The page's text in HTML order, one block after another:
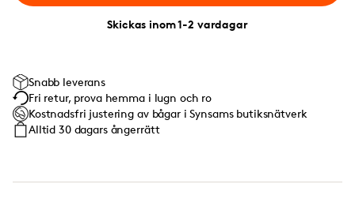
Skickas inom 1-2 vardagar
Snabb leverans
Fri retur, prova hemma i lugn och ro
Kostnadsfri justering av bågar i Synsams butiksnätverk
Alltid 30 dagars ångerrätt